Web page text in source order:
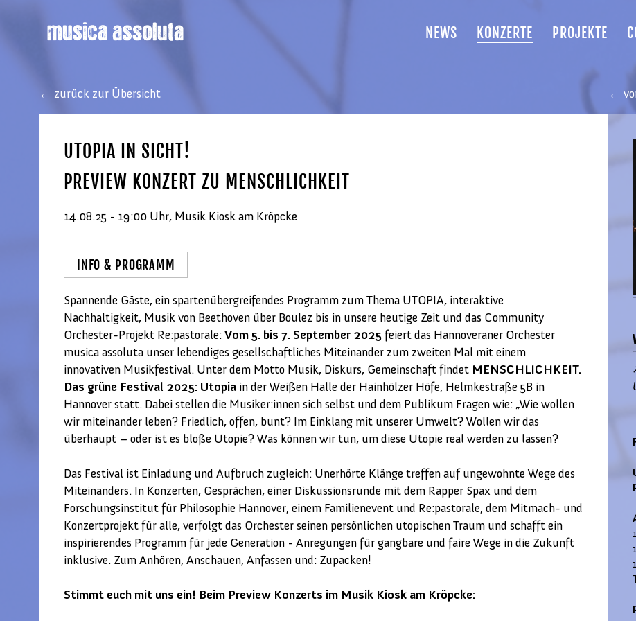
NEWS KONZERTE PROJEKTE
← zurück zur Übersicht ←
UTOPIA IN SICHT!
PREVIEW KONZERT ZU MENSCHLICHKEIT
14.08.25 - 19:00 Uhr, Musik Kiosk am Kröpcke
INFO & PROGRAMM
Spannende Gäste, ein spartenübergreifendes Programm zum Thema UTOPIA, interaktive
Nachhaltigkeit, Musik von Beethoven über Boulez bis in unsere heutige Zeit und das Community
Orchester-Projekt Re:pastorale:Vom 5. bis 7. September 2025feiert das Hannoveraner Orchester
musica assoluta unser lebendiges gesellschaftliches Miteinander zum zweiten Mal mit einem
innovativen Musikfestival. Unter dem Motto Musik, Diskurs, Gemeinschaft findet MENSCHLICHKEIT.
Das grüne Festival 2025: Utopia in der Weißen Halle der Hainhölzer Höfe, Helmkestraße 5B in
Hannover statt. Dabei stellen die Musiker:innen sich selbst und dem Publikum Fragen wie: „Wie wollen
wir miteinander leben? Friedlich, offen, bunt? Im Einklang mit unserer Umwelt? Wollen wir das
überhaupt – oder ist es bloße Utopie? Was können wir tun, um diese Utopie real werden zu lassen?
Das Festival ist Einladung und Aufbruch zugleich: Unerhörte Klänge treffen auf ungewohnte Wege des
Miteinanders. In Konzerten, Gesprächen, einer Diskussionsrunde mit dem Rapper Spax und dem
Forschungsinstitut für Philosophie Hannover, einem Familienevent und Re:pastorale, dem Mitmach- und
Konzertprojekt für alle, verfolgt das Orchester seinen persönlichen utopischen Traum und schafft ein
inspirierendes Programm für jede Generation - Anregungen für gangbare und faire Wege in die Zukunft
inklusive. Zum Anhören, Anschauen, Anfassen und: Zupacken!
Stimmt euch mit uns ein! Beim Preview Konzerts im Musik Kiosk am Kröpcke: